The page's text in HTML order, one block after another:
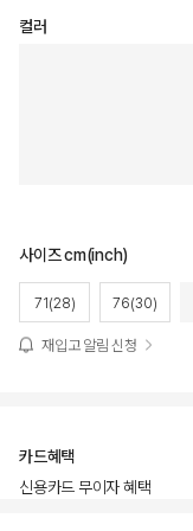
컬러
사이즈 cm(inch)
71(28) 76(30)
재입고 알림 신청
카드혜택
신용카드 무이자 혜택